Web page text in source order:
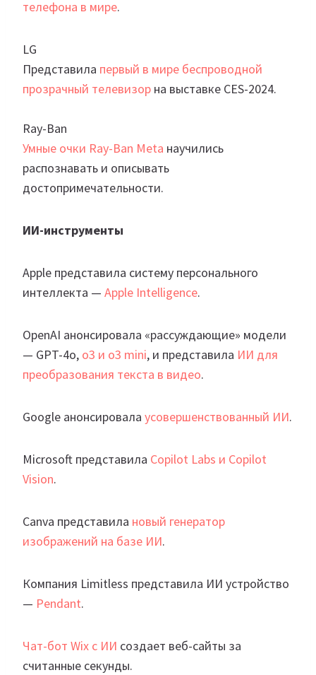
телефона в мире.
LG
Представила первый в мире беспроводной
прозрачный телевизор на выставке CES-2024.
Ray-Ban
Умные очки Ray-Ban Meta научились
распознавать и описывать
достопримечательности.
ИИ-инструменты
Apple представила систему персонального
интеллекта — Apple Intelligence.
OpenAI анонсировала «рассуждающие» модели
— GPT-4o, o3 и o3 mini, и представила ИИ для
преобразования текста в видео.
Google анонсировала усовершенствованный ИИ.
Microsoft представила Copilot Labs и Copilot
Vision.
Canva представила новый генератор
изображений на базе ИИ.
Компания Limitless представила ИИ устройство
— Pendant.
Чат-бот Wix с ИИ создает веб-сайты за
считанные секунды.